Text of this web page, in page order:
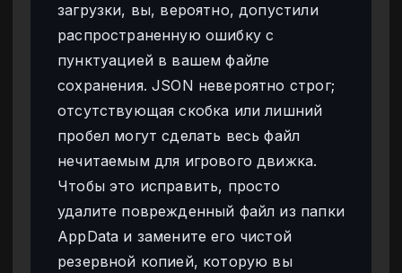
загрузки, вы, вероятно, допустили
распространенную ошибку с
пунктуацией в вашем файле
сохранения. JSON невероятно строг;
отсутствующая скобка или лишний
пробел могут сделать весь файл
нечитаемым для игрового движка.
Чтобы это исправить, просто
удалите поврежденный файл из папки
AppData и замените его чистой
резервной копией, которую вы